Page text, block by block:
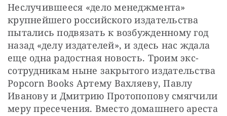
Неслучившееся «дело менеджмента»
крупнейшего российского издательства
пытались подвязать к возбужденному год
назад «делу издателей», и здесь нас ждала
еще одна радостная новость. Троим экс-
сотрудникам ныне закрытого издательства
Popcorn Books Артему Вахляеву, Павлу
Иванову и Дмитрию Протопопову смягчили
меру пресечения. Вместо домашнего ареста